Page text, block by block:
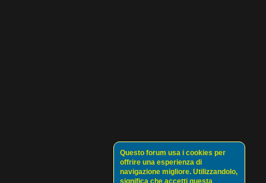
Questo forum usa i cookies per
offrire una esperienza di
navigazione migliore. Utilizzandolo,
significa che accetti questa